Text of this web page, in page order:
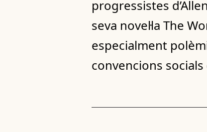
progressistes
seva novel·la The
especialment
convencions socials